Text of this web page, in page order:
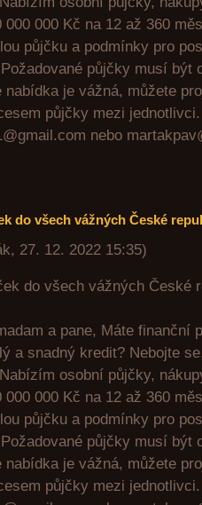
000 000 Kč na 12 až 360
půjčku a podmínky pro
půjčky musí být
nabídka je vážná, můžete
půjčky mezi
nebo
do všech vážných České
, 27. 12. 2022 15:35)
do všech vážných České
a pane, Máte finanční
a snadný kredit? Nebojte
osobní půjčky,
000 000 Kč na 12 až 360
půjčku a podmínky pro
půjčky musí být
nabídka je vážná, můžete
půjčky mezi